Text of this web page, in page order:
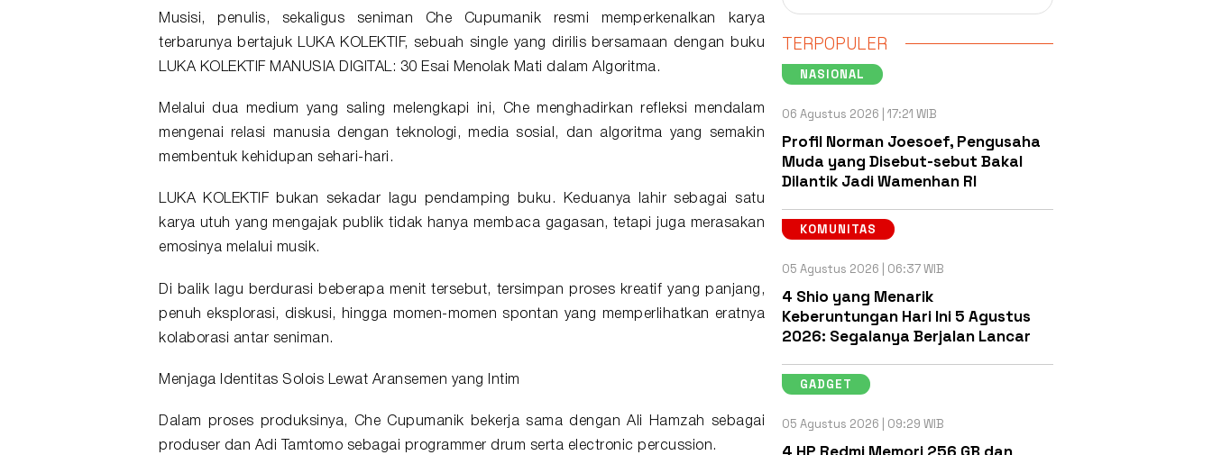
Musisi, penulis, sekaligus seniman Che Cupumanik resmi memperkenalkan karya
terbarunya bertajuk LUKA KOLEKTIF, sebuah single yang dirilis bersamaan dengan
buku
LUKA KOLEKTIF MANUSIA DIGITAL: 30 Esai Menolak Mati dalam Algoritma.
Melalui dua medium yang saling melengkapi ini, Che menghadirkan refleksi mendalam
mengenai relasi manusia dengan teknologi, media sosial, dan algoritma yang semakin
membentuk kehidupan sehari-hari.
LUKA KOLEKTIF bukan sekadar lagu pendamping buku. Keduanya lahir sebagai satu
karya utuh yang mengajak publik tidak hanya membaca gagasan, tetapi juga merasakan
emosinya melalui musik.
Di balik lagu berdurasi beberapa menit tersebut, tersimpan proses kreatif yang panjang,
penuh eksplorasi, diskusi, hingga momen-momen spontan yang memperlihatkan eratnya
kolaborasi antar seniman.
Menjaga Identitas Solois Lewat Aransemen yang Intim
Dalam proses produksinya, Che Cupumanik bekerja sama dengan Ali Hamzah sebagai
produser dan Adi Tamtomo sebagai programmer drum serta electronic percussion.
TERPOPULER
NASIONAL
06 Agustus 2026 | 17:21 WIB
Profil Norman Joesoef, Pengusaha
Muda yang Disebut-sebut Bakal
Dilantik Jadi Wamenhan RI
KOMUNITAS
05 Agustus 2026 | 06:37 WIB
4 Shio yang Menarik
Keberuntungan Hari Ini 5 Agustus
2026: Segalanya Berjalan Lancar
GADGET
05 Agustus 2026 | 09:29 WIB